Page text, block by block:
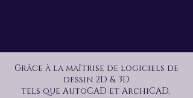
Grâce à la maîtrise de logiciels de
dessin 2D & 3D
tels que AutoCAD et ArchiCAD,